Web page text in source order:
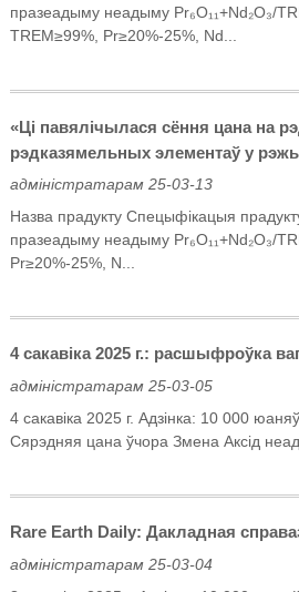
празеадыму неадыму Pr₆O₁₁+Nd₂O₃/
TREM≥99%, Pr≥20%-25%, Nd...
«Ці павялічылася сёння цана на
рэдказямельных элементаў у
адміністратарам 25-03-13
Назва прадукту Спецыфікацыя
празеадыму неадыму Pr₆O₁₁+Nd₂O₃/
Pr≥20%-25%, N...
4 сакавіка 2025 г.: расшыфроўка
адміністратарам 25-03-05
4 сакавіка 2025 г. Адзінка: 10 000
Сярэдняя цана ўчора Змена Аксід
Rare Earth Daily: Дакладная
адміністратарам 25-03-04